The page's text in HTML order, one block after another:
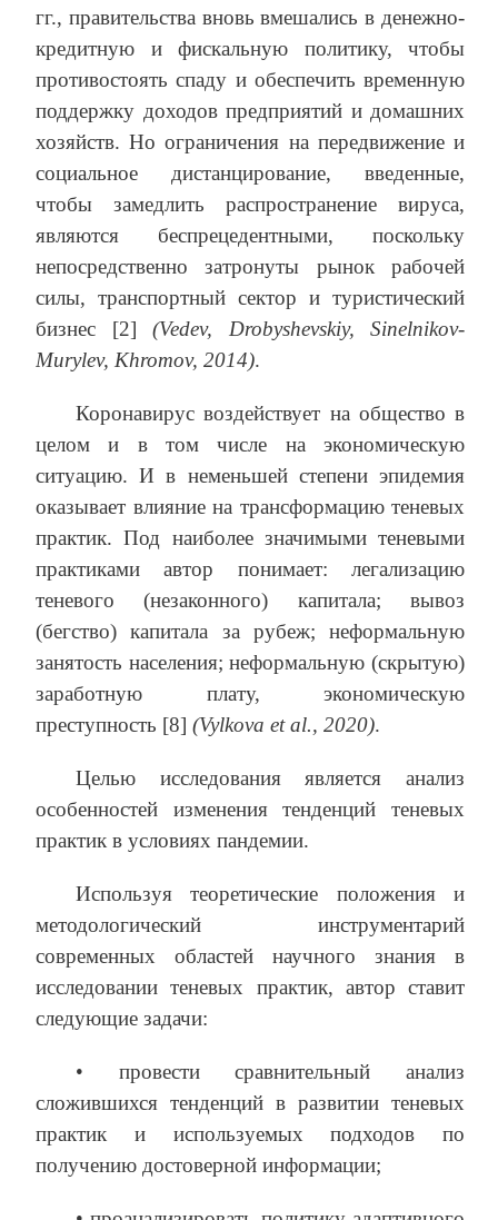
гг., правительства вновь вмешались в денежно-
кредитную и фискальную политику, чтобы
противостоять спаду и обеспечить временную
поддержку доходов предприятий и домашних
хозяйств. Но ограничения на передвижение и
социальное дистанцирование, введенные,
чтобы замедлить распространение вируса,
являются беспрецедентными, поскольку
непосредственно затронуты рынок рабочей
силы, транспортный сектор и туристический
бизнес [2] (Vedev, Drobyshevskiy, Sinelnikov-
Murylev, Khromov, 2014).
Коронавирус воздействует на общество в
целом и в том числе на экономическую
ситуацию. И в неменьшей степени эпидемия
оказывает влияние на трансформацию теневых
практик. Под наиболее значимыми теневыми
практиками автор понимает: легализацию
теневого (незаконного) капитала; вывоз
(бегство) капитала за рубеж; неформальную
занятость населения; неформальную (скрытую)
заработную плату, экономическую
преступность [8] (Vylkova et al., 2020).
Целью исследования является анализ
особенностей изменения тенденций теневых
практик в условиях пандемии.
Используя теоретические положения и
методологический инструментарий
современных областей научного знания в
исследовании теневых практик, автор ставит
следующие задачи:
• провести сравнительный анализ
сложившихся тенденций в развитии теневых
практик и используемых подходов по
получению достоверной информации;